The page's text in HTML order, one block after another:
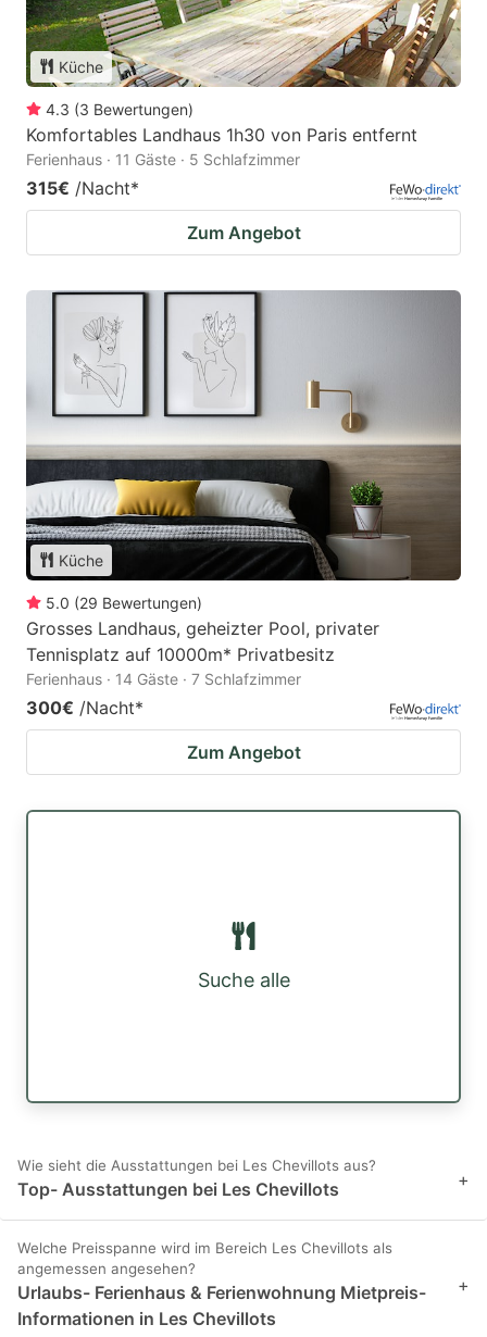
Küche
4.3 (3 Bewertungen)
Komfortables Landhaus 1h30 von Paris entfernt
Ferienhaus · 11 Gäste · 5 Schlafzimmer
315€ /Nacht*
Zum Angebot
Küche
5.0 (29 Bewertungen)
Grosses Landhaus, geheizter Pool, privater
Tennisplatz auf 10000m* Privatbesitz
Ferienhaus · 14 Gäste · 7 Schlafzimmer
300€ /Nacht*
Zum Angebot
Suche alle
Wie sieht die Ausstattungen bei Les Chevillots aus?
Top- Ausstattungen bei Les Chevillots +
Welche Preisspanne wird im Bereich Les Chevillots als
angemessen angesehen?
Urlaubs- Ferienhaus & Ferienwohnung Mietpreis-
Informationen in Les Chevillots
+